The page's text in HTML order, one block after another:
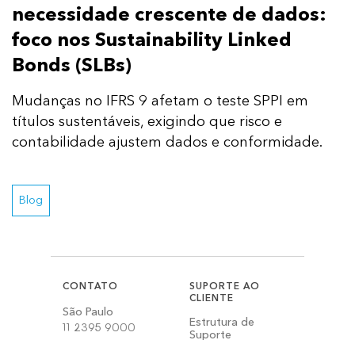
necessidade crescente de dados:
foco nos Sustainability Linked
Bonds (SLBs)
Mudanças no IFRS 9 afetam o teste SPPI em
títulos sustentáveis, exigindo que risco e
contabilidade ajustem dados e conformidade.
Blog
CONTATO
São Paulo
11 2395 9000
SUPORTE AO
CLIENTE
Estrutura de
Suporte